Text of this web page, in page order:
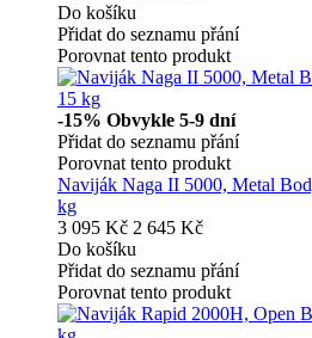
Do košíku
Přidat do seznamu přání
Porovnat tento produkt
-15% Obvykle 5-9 dní
Přidat do seznamu přání
Porovnat tento produkt
Naviják Naga II 5000, Metal
kg
3 095 Kč 2 645 Kč
Do košíku
Přidat do seznamu přání
Porovnat tento produkt